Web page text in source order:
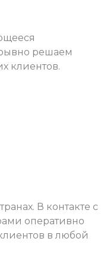
решаем
клиентов.
В контакте с
оперативно
в любой